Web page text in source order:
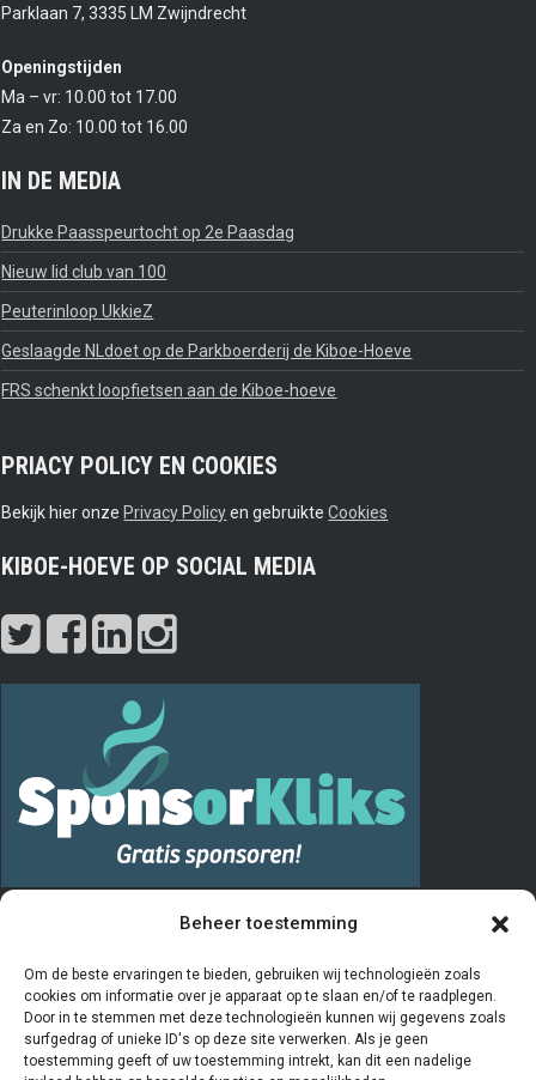
Beheer toestemming
Om de beste ervaringen te bieden, gebruiken wij technologieën zoals
cookies om informatie over je apparaat op te slaan en/of te raadplegen.
Door in te stemmen met deze technologieën kunnen wij gegevens zoals
surfgedrag of unieke ID's op deze site verwerken. Als je geen
toestemming geeft of uw toestemming intrekt, kan dit een nadelige
Parklaan 7, 3335 LM Zwijndrecht
Openingstijden
Ma – vr: 10.00 tot 17.00
Za en Zo: 10.00 tot 16.00
IN DE MEDIA
Drukke Paasspeurtocht op 2e Paasdag
Nieuw lid club van 100
Peuterinloop UkkieZ
Geslaagde NLdoet op de Parkboerderij de Kiboe-Hoeve
FRS schenkt loopfietsen aan de Kiboe-hoeve
PRIACY POLICY EN COOKIES
Bekijk hier onze Privacy Policyen gebruikteCookies
KIBOE-HOEVE OP SOCIAL MEDIA
De “Vrienden van” registratie verloopt via het invullen en opsturen van
het aanmeldingsformulier. De door u ingevulde gegevens worden
door de penningmeester van de stichting Vrienden van Kiboe-hoeve
beheerd en geregistreerd in een Excelprogramma. De bestuursleden